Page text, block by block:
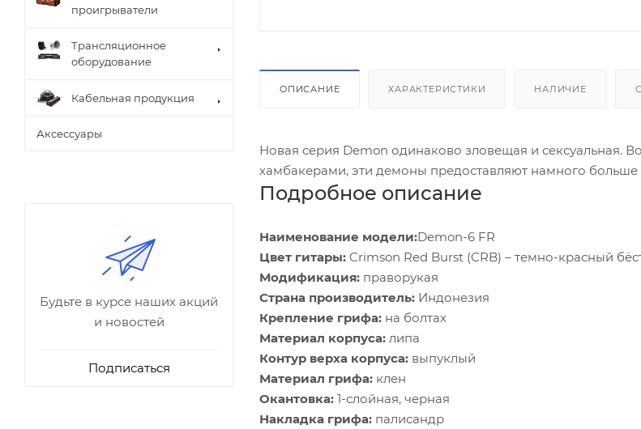
ОПИСАНИЕ ХАРАКТЕРИСТИКИ НАЛИЧИЕ
Новая серия Demon одинаково зловещая и сексуальная.
хамбакерами, эти демоны предоставляют намного больше
Подробное описание
Наименование модели:Demon-6 FR
Цвет гитары: Crimson Red Burst (CRB) – темно-красный
Модификация: праворукая
Страна производитель: Индонезия
Крепление грифа: на болтах
Материал корпуса: липа
Контур верха корпуса: выпуклый
Материал грифа: клен
Окантовка: 1-слойная, черная
Накладка грифа: палисандр
проигрыватели
Трансляционное
оборудование
Кабельная продукция
Аксессуары
Будьте в курсе наших акций
и новостей
Подписаться